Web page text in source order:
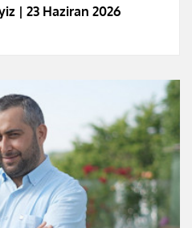
| 23 Haziran 2026